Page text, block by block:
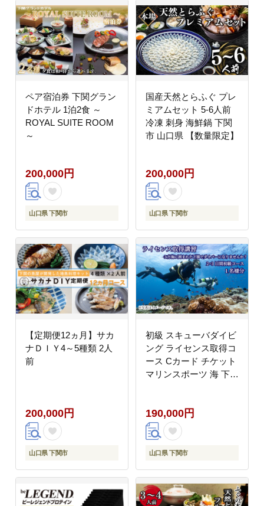
ペア宿泊券 下関グラン
ドホテル 1泊2食 ～
ROYAL SUITE ROOM
～
200,000円
山口県 下関市
国産天然とらふぐ プレ
ミアムセット 5-6人前
冷凍 刺身 海鮮鍋 下関
市 山口県 【数量限定】
200,000円
山口県 下関市
【定期便12ヵ月】サカ
ナＤＩＹ4～5種類 2人
前
200,000円
山口県 下関市
初級 スキューバダイビ
ング ライセンス取得コ
ース Cカード チケット
マリンスポーツ 海 下関
190,000円
山口県 下関市